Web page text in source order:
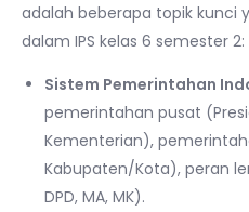
adalah beberapa topik kunci
dalam IPS kelas 6 semester 2:
Sistem Pemerintahan
pemerintahan pusat
Kementerian),
Kabupaten/Kota), peran
DPD, MA, MK).